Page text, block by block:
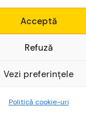
Acceptă
Refuză
Vezi preferințele
Politică cookie-uri
să adauge
lor, utilizând un
MSCI
Micro Alpha
Începe gratuit